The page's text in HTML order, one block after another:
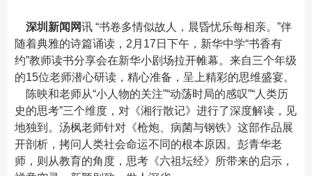
深圳新闻网讯 “书卷多情似故人，晨昏忧乐每相亲。”伴
随着典雅的诗篇诵读，2月17日下午，新华中学“书香有
约”教师读书分享会在新华小剧场拉开帷幕。来自三个年级
的15位老师潜心研读，精心准备，呈上精彩的思维盛宴。
陈映和老师从“小人物的关注”“动荡时局的感叹”“人类历
史的思考”三个维度，对《湘行散记》进行了深度解读，见
地独到。汤枫老师针对《枪炮、病菌与钢铁》这部作品展
开剖析，拷问人类社会命运不同的根本原因。彭青华老
师，则从教育的角度，思考《六祖坛经》所带来的启示，